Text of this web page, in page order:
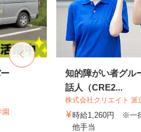
園
知的障がい者グル
話人（CRE2...
株式会社クリエイト 派
時給1,260円 ※一
他手当